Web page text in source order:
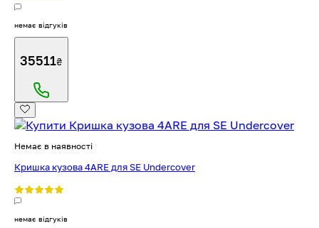
немає відгуків
35511₴
Немає в наявності
Кришка кузова 4ARE для SE Undercover
немає відгуків